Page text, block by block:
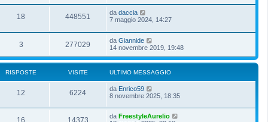
18 448551 da daccia
7 maggio 2024, 14:27
3 277029 da Giannide
14 novembre 2019, 19:48
RISPOSTE VISITE ULTIMO MESSAGGIO
12 6224 da Enrico59
8 novembre 2025, 18:35
da FreestyleAurelio